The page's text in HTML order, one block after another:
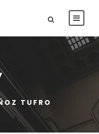
TUFRO